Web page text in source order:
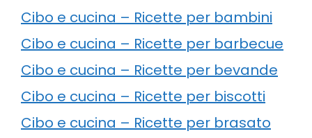
Cibo e cucina – Ricette per bambini
Cibo e cucina – Ricette per barbecue
Cibo e cucina – Ricette per bevande
Cibo e cucina – Ricette per biscotti
Cibo e cucina – Ricette per brasato